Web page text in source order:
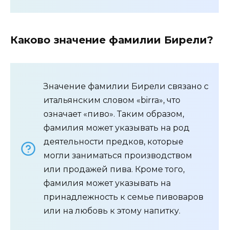
Каково значение фамилии Бирели?
Значение фамилии Бирели связано с
итальянским словом «birra», что
означает «пиво». Таким образом,
фамилия может указывать на род
деятельности предков, которые
могли заниматься производством
или продажей пива. Кроме того,
фамилия может указывать на
принадлежность к семье пивоваров
или на любовь к этому напитку.